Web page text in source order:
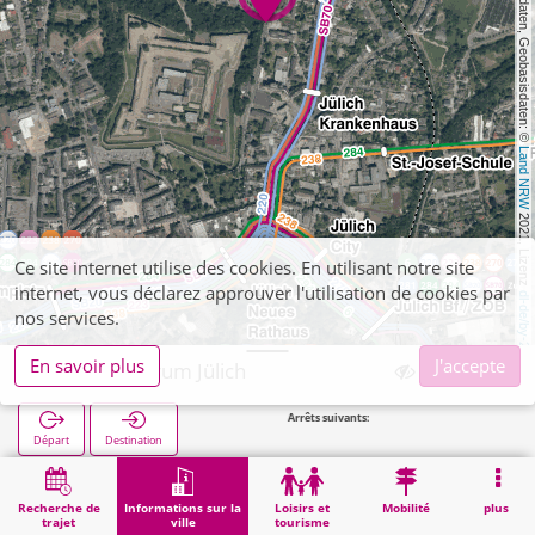
, Kartendaten, Geobasisdaten: ©
Land NRW
2021, Lizenz
dl-de/by-2-0
Recherche de
trajet
Informations sur la
ville
Loisirs et
tourisme
Mobilité plus
Augenzentrum Jülich
Départ Destination
Démarrage Informations sur la ville Augenzentrum Jülich
Ce site internet utilise des cookies. En utilisant notre site
internet, vous déclarez approuver l'utilisation de cookies par
nos services.
En savoir plus
J'accepte